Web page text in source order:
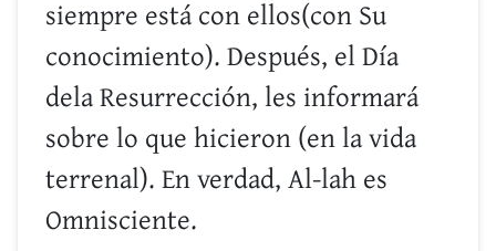
siempre está con ellos(con Su
conocimiento). Después, el Día
dela Resurrección, les informará
sobre lo que hicieron (en la vida
terrenal). En verdad, Al-lah es
Omnisciente.